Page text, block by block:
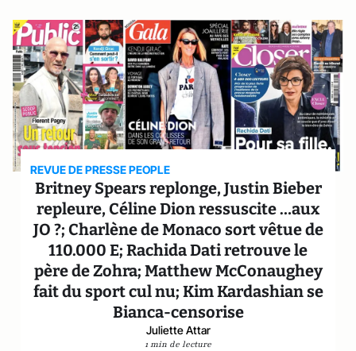
REVUE DE PRESSE PEOPLE
Britney Spears replonge, Justin Bieber
repleure, Céline Dion ressuscite …aux
JO ?; Charlène de Monaco sort vêtue de
110.000 E; Rachida Dati retrouve le
père de Zohra; Matthew McConaughey
fait du sport cul nu; Kim Kardashian se
Bianca-censorise
Juliette Attar
1 min de lecture